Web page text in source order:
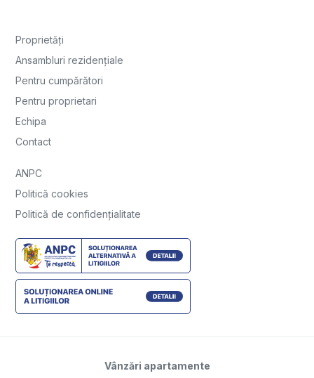
Proprietăți
Ansambluri rezidențiale
Pentru cumpărători
Pentru proprietari
Echipa
Contact
ANPC
Politică cookies
Politică de confidențialitate
Vânzări apartamente